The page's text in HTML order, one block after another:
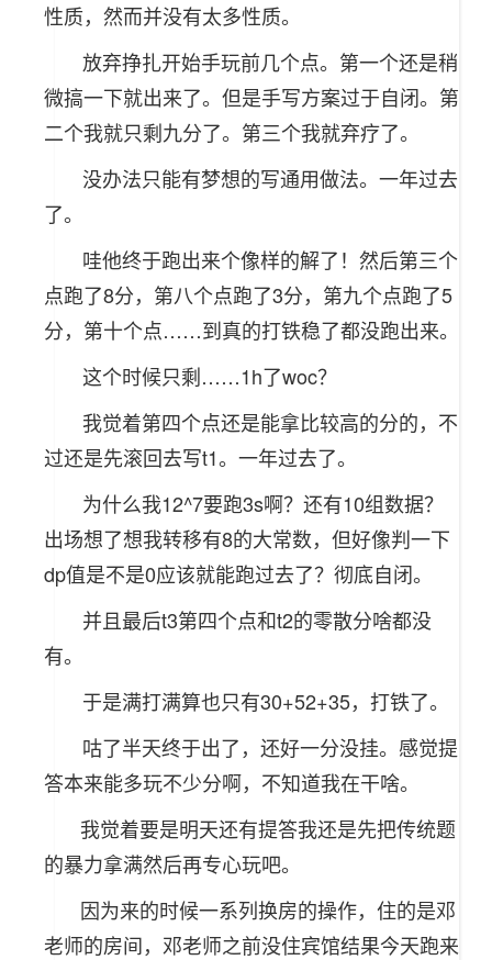
性质，然而并没有太多性质。
放弃挣扎开始手玩前几个点。第一个还是稍
微搞一下就出来了。但是手写方案过于自闭。第
二个我就只剩九分了。第三个我就弃疗了。
没办法只能有梦想的写通用做法。一年过去
了。
哇他终于跑出来个像样的解了！然后第三个
点跑了8分，第八个点跑了3分，第九个点跑了5
分，第十个点……到真的打铁稳了都没跑出来。
这个时候只剩……1h了woc？
我觉着第四个点还是能拿比较高的分的，不
过还是先滚回去写t1。一年过去了。
为什么我12^7要跑3s啊？还有10组数据？
出场想了想我转移有8的大常数，但好像判一下
dp值是不是0应该就能跑过去了？彻底自闭。
并且最后t3第四个点和t2的零散分啥都没
有。
于是满打满算也只有30+52+35，打铁了。
咕了半天终于出了，还好一分没挂。感觉提
答本来能多玩不少分啊，不知道我在干啥。
我觉着要是明天还有提答我还是先把传统题
的暴力拿满然后再专心玩吧。
因为来的时候一系列换房的操作，住的是邓
老师的房间，邓老师之前没住宾馆结果今天跑来